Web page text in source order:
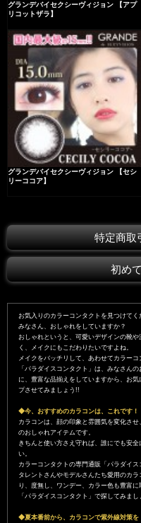
グランデバイセクシーヴィジョン 【アプ
リコットザラ】
グランデバイセクシーヴィジョン 【セシ
リーココア】
特定商取
初め
お気入りのカラーコンタクトを見つけてく
みなさん、おしゃれをしていますか？
おしゃれというと、可愛いデザインの靴
く、メイクにもこだわりたいですよね。
メイクをバッチリして、あわせてカラー
「パラダイスコンタクト」は、みなさん
に、豊富な品揃えをしていますから、お
プさせてみましょう!!
◆今、おすすめのカラコンは、これです！
カラコンは、顔の印象と雰囲気を変化さ
のおしゃれアイテムです。
きちんと使い方さえ守れば、誰にでも安
い。
カラーコンタクトの専門通販「パラダイ
タレントさんやモデルさんたち愛用のカ
り、度無し、ワンデー、カラー色も豊富
「パラダイスコンタクト」で探してみまし
◆夏本番前から、カラコンで紫外線対策を